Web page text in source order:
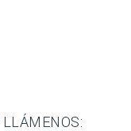
LLÁMENOS: